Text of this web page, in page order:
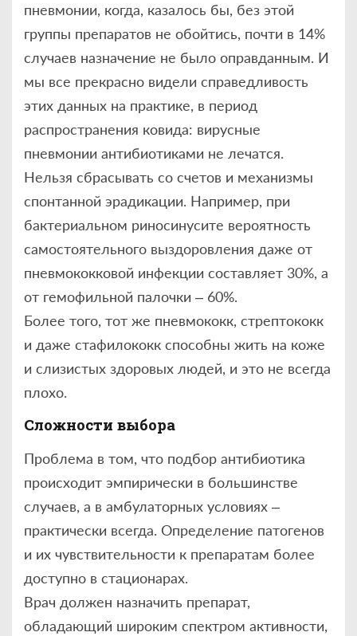
пневмонии, когда, казалось бы, без этой
группы препаратов не обойтись, почти в 14%
случаев назначение не было оправданным. И
мы все прекрасно видели справедливость
этих данных на практике, в период
распространения ковида: вирусные
пневмонии антибиотиками не лечатся.
Нельзя сбрасывать со счетов и механизмы
спонтанной эрадикации. Например, при
бактериальном риносинусите вероятность
самостоятельного выздоровления даже от
пневмококковой инфекции составляет 30%, а
от гемофильной палочки – 60%.
Более того, тот же пневмококк, стрептококк
и даже стафилококк способны жить на коже
и слизистых здоровых людей, и это не всегда
плохо.
Сложности выбора
Проблема в том, что подбор антибиотика
происходит эмпирически в большинстве
случаев, а в амбулаторных условиях –
практически всегда. Определение патогенов
и их чувствительности к препаратам более
доступно в стационарах.
Врач должен назначить препарат,
обладающий широким спектром активности,